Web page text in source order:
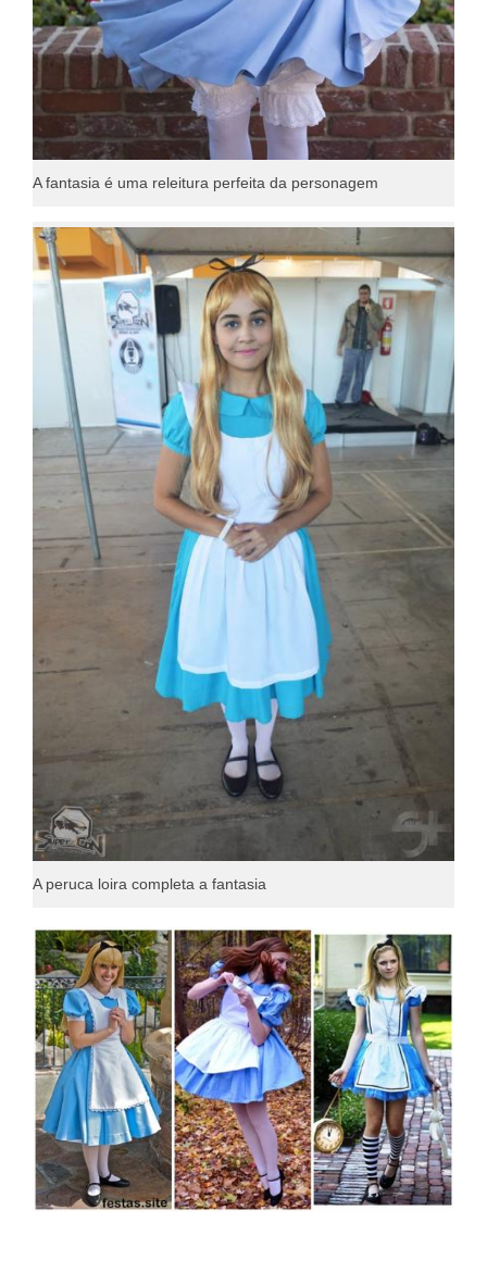
A fantasia é uma releitura perfeita da personagem
A peruca loira completa a fantasia